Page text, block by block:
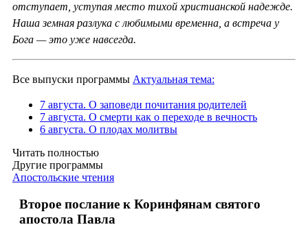
отступает, уступая место тихой христианской надежде.
Наша земная разлука с любимыми временна, а встреча у
Бога — это уже навсегда.
Все выпуски программы Актуальная тема:
7 августа. О заповеди почитания родителей
7 августа. О смерти как о переходе в вечность
6 августа. О плодах молитвы
Читать полностью
Другие программы
Апостольские чтения
Второе послание к Коринфянам святого
апостола Павла